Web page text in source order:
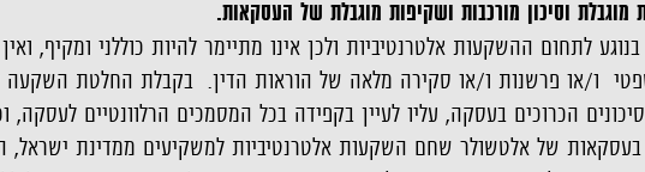
מוגבלת וסיכון מורכבות ושקיפות מוגבלת של העסקאות.
בנוגע לתחום ההשקעות אלטרנטיביות ולכן אינו מתיימר להיות כוללני ומקיף,
ו/או פרשנות ו/או סקירה מלאה של הוראות הדין. בקבלת החלטת
הכרוכים בעסקה, עליו לעיין בקפידה בכל המסמכים הרלוונטיים
של אלטשולר שחם השקעות אלטרנטיביות למשקיעים ממדינת ישראל,